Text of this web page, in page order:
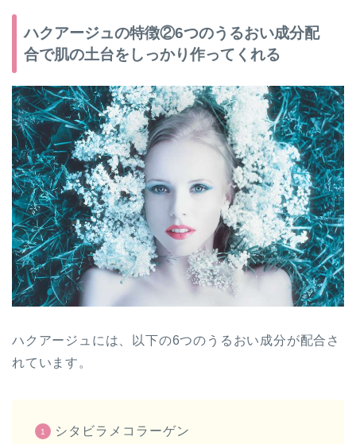
ハクアージュの特徴②6つのうるおい成分配
合で肌の土台をしっかり作ってくれる
ハクアージュには、以下の6つのうるおい成分が配合さ
れています。
シタビラメコラーゲン